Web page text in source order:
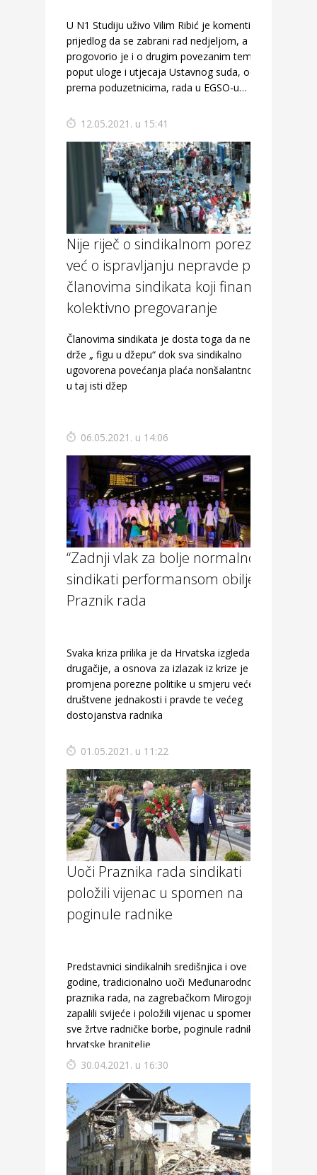
U N1 Studiju uživo Vilim Ribić je komentirao
prijedlog da se zabrani rad nedjeljom, a
progovorio je i o drugim povezanim temama
poput uloge i utjecaja Ustavnog suda, odnosa
prema poduzetnicima, rada u EGSO-u…
12.05.2021. u 15:41
Nije riječ o sindikalnom porezu,
već o ispravljanju nepravde prema
članovima sindikata koji financiraju
kolektivno pregovaranje
Članovima sindikata je dosta toga da nečlanovi
drže „ figu u džepu“ dok sva sindikalno
ugovorena povećanja plaća nonšalantno trpaju
u taj isti džep
06.05.2021. u 14:06
“Zadnji vlak za bolje normalno” –
sindikati performansom obilježili
Praznik rada
Svaka kriza prilika je da Hrvatska izgleda
drugačije, a osnova za izlazak iz krize je
promjena porezne politike u smjeru veće
društvene jednakosti i pravde te većeg
dostojanstva radnika
01.05.2021. u 11:22
Uoči Praznika rada sindikati
položili vijenac u spomen na
poginule radnike
Predstavnici sindikalnih središnjica i ove su
godine, tradicionalno uoči Međunarodnog
praznika rada, na zagrebačkom Mirogoju
zapalili svijeće i položili vijenac u spomen na
sve žrtve radničke borbe, poginule radnike i
hrvatske branitelje
30.04.2021. u 16:30